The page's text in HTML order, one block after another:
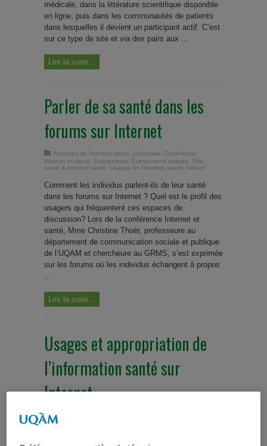
médicale, dans la littérature scientifique disponible
en ligne, puis dans les communautés de patients
dans lesquelles il devient un participant actif. C’est
sur ce type de site et via des pairs aux ...
Lire la suite...
Parler de sa santé dans les
forums sur Internet
Analyses de l'internet santé Colloques
Conférence
Internet et santé
Événements Évènements passés Télé-
santé & Internet santé
Usages de l'Internet santé Vidéos
Comment les individus parlent-ils de leur santé
dans les forums sur Internet ? Quel est le profil des
usagers qui fréquentent ces espaces de
discussion? Lors de la conférence Internet et
santé, Mme Christine Thoër, professeure au
département de communication sociale et publique
de l’UQAM et chercheure au GRMS, s’est exprimée
sur les forums où les individus échangent à propos
Lire la suite...
Usages et appropriation de
l’information santé sur
Internet
Colloques
Évènements passés